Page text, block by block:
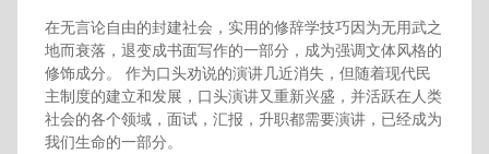
在无言论自由的封建社会，实用的修辞学技巧因为无用武之
地而衰落，退变成书面写作的一部分，成为强调文体风格的
修饰成分。 作为口头劝说的演讲几近消失，但随着现代民
主制度的建立和发展，口头演讲又重新兴盛，并活跃在人类
社会的各个领域，面试，汇报，升职都需要演讲，已经成为
我们生命的一部分。